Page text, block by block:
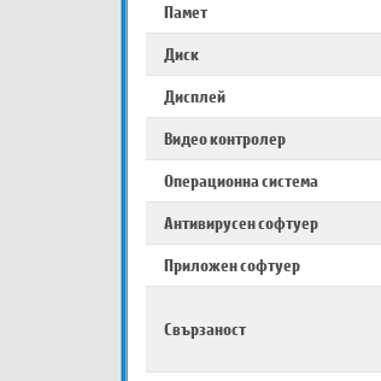
Памет
Диск
Дисплей
Видео контролер
Операционна система
Антивирусен софтуер
Приложен софтуер
Свързаност